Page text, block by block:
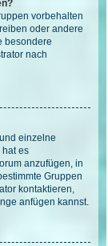
vorbehalten
oder andere
besondere
nach
einzelne
hat es
anzufügen, in
Gruppen
kontaktieren,
anfügen kannst.